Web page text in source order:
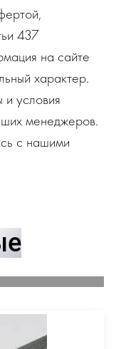
437
на сайте
характер.
условия
менеджеров.
с нашими